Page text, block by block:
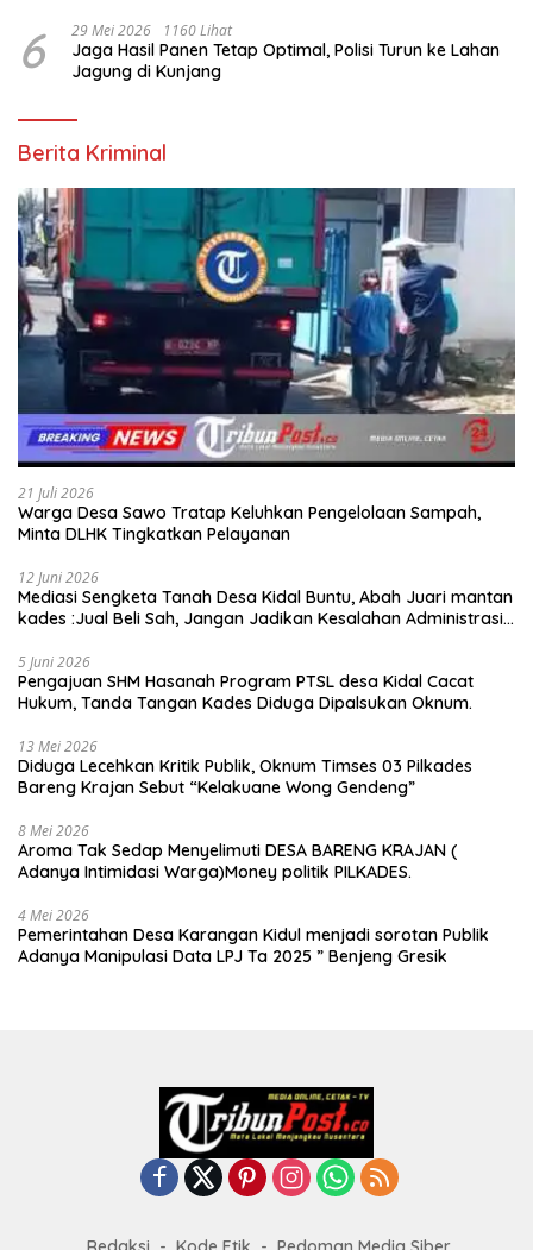
6 29 Mei 2026 1160 Lihat
Jaga Hasil Panen Tetap Optimal, Polisi Turun ke Lahan
Jagung di Kunjang
Berita Kriminal
21 Juli 2026
Warga Desa Sawo Tratap Keluhkan Pengelolaan Sampah,
Minta DLHK Tingkatkan Pelayanan
12 Juni 2026
Mediasi Sengketa Tanah Desa Kidal Buntu, Abah Juari mantan
kades :Jual Beli Sah, Jangan Jadikan Kesalahan Administrasi
5 Juni 2026
Pengajuan SHM Hasanah Program PTSL desa Kidal Cacat
Hukum, Tanda Tangan Kades Diduga Dipalsukan Oknum.
13 Mei 2026
Diduga Lecehkan Kritik Publik, Oknum Timses 03 Pilkades
Bareng Krajan Sebut “Kelakuane Wong Gendeng”
8 Mei 2026
Aroma Tak Sedap Menyelimuti DESA BARENG KRAJAN (
Adanya Intimidasi Warga)Money politik PILKADES.
4 Mei 2026
Pemerintahan Desa Karangan Kidul menjadi sorotan Publik
Adanya Manipulasi Data LPJ Ta 2025 ” Benjeng Gresik